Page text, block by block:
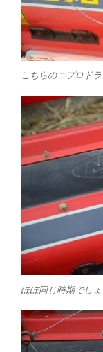
こちらのニプロド
ほぼ同じ時期でし